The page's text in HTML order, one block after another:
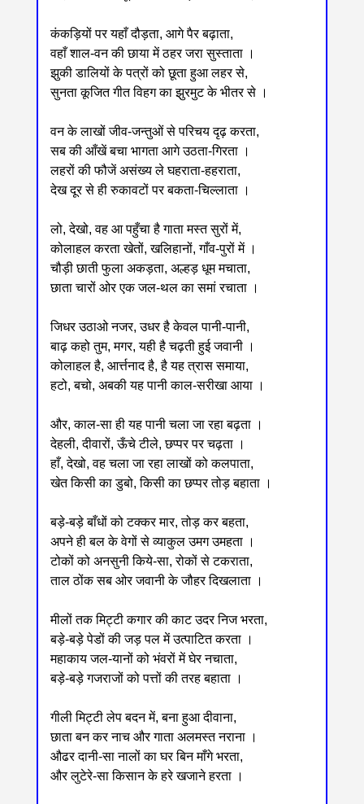
कंकड़ियों पर यहाँ दौड़ता, आगे पैर बढ़ाता,
वहाँ शाल-वन की छाया में ठहर जरा सुस्ताता ।
झुकी डालियों के पत्रों को छूता हुआ लहर से,
सुनता कूजित गीत विहग का झुरमुट के भीतर से ।
वन के लाखों जीव-जन्तुओं से परिचय दृढ़ करता,
सब की आँखें बचा भागता आगे उठता-गिरता ।
लहरों की फौजें असंख्य ले घहराता-हहराता,
देख दूर से ही रुकावटों पर बकता-चिल्लाता ।
लो, देखो, वह आ पहुँचा है गाता मस्त सुरों में,
कोलाहल करता खेतों, खलिहानों, गाँव-पुरों में ।
चौड़ी छाती फुला अकड़ता, अल्हड़ धूम मचाता,
छाता चारों ओर एक जल-थल का समां रचाता ।
जिधर उठाओ नजर, उधर है केवल पानी-पानी,
बाढ़ कहो तुम, मगर, यही है चढ़ती हुई जवानी ।
कोलाहल है, आर्त्तनाद है, है यह त्रास समाया,
हटो, बचो, अबकी यह पानी काल-सरीखा आया ।
और, काल-सा ही यह पानी चला जा रहा बढ़ता ।
देहली, दीवारों, ऊँचे टीले, छप्पर पर चढ़ता ।
हाँ, देखो, वह चला जा रहा लाखों को कलपाता,
खेत किसी का डुबो, किसी का छप्पर तोड़ बहाता ।
बड़े-बड़े बाँधों को टक्कर मार, तोड़ कर बहता,
अपने ही बल के वेगों से व्याकुल उमग उमहता ।
टोकों को अनसुनी किये-सा, रोकों से टकराता,
ताल ठोंक सब ओर जवानी के जौहर दिखलाता ।
मीलों तक मिट्टी कगार की काट उदर निज भरता,
बड़े-बड़े पेडों की जड़ पल में उत्पाटित करता ।
महाकाय जल-यानों को भंवरों में घेर नचाता,
बड़े-बड़े गजराजों को पत्तों की तरह बहाता ।
गीली मिट्टी लेप बदन में, बना हुआ दीवाना,
छाता बन कर नाच और गाता अलमस्त नराना ।
औढर दानी-सा नालों का घर बिन माँगे भरता,
और लुटेरे-सा किसान के हरे खजाने हरता ।